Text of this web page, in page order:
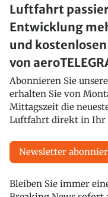
Luftfahrt
Entwicklung
und
von
Abonnieren Sie
erhalten Sie von
Mittagszeit die
Luftfahrt direkt in Ihr
Newsletter
Bleiben Sie immer